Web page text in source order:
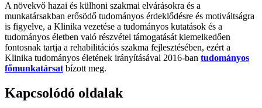
A növekvő hazai és külhoni szakmai elvárásokra és a
munkatársakban erősödő tudományos érdeklődésre és motiváltságra
is figyelve, a Klinika vezetése a tudományos kutatások és a
tudományos életben való részvétel támogatását kiemelkedően
fontosnak tartja a rehabilitációs szakma fejlesztésében, ezért a
Klinika tudományos életének irányításával 2016-ban tudományos
főmunkatársatbízott meg.
Kapcsolódó oldalak